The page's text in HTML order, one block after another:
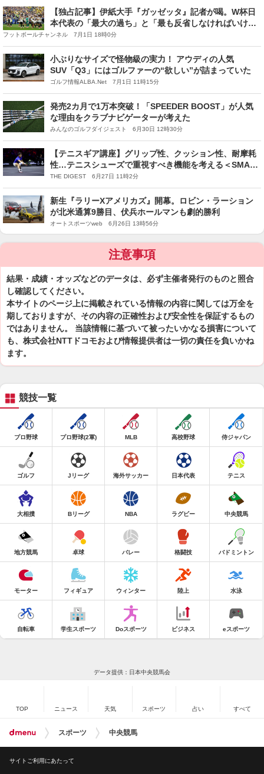
【独占記事】伊紙大手『ガッゼッタ』記者が喝。W杯日
本代表の「最大の過ち」と「最も反省しなければいけな
い」こと
フットボールチャンネル 7月1日 18時0分
小ぶりなサイズで怪物級の実力！ アウディの人気
SUV「Q3」にはゴルファーの“欲しい”が詰まっていた
ゴルフ情報ALBA.Net 7月1日 11時15分
発売2カ月で1万本突破！「SPEEDER BOOST」が人気
な理由をクラブナビゲーターが考えた
みんなのゴルフダイジェスト 6月30日 12時30分
【テニスギア講座】グリップ性、クッション性、耐摩耗
性…テニスシューズで重視すべき機能を考える＜SMASH
＞
THE DIGEST 6月27日 11時2分
新生『ラリーXアメリカズ』開幕。ロビン・ラーション
が北米通算9勝目、伏兵ホールマンも劇的勝利
オートスポーツweb 6月26日 13時56分
注意事項
結果・成績・オッズなどのデータは、必ず主催者発行のものと照合
し確認してください。
本サイトのページ上に掲載されている情報の内容に関しては万全を
期しておりますが、その内容の正確性および安全性を保証するもの
ではありません。 当該情報に基づいて被ったいかなる損害について
も、株式会社NTTドコモおよび情報提供者は一切の責任を負いかね
ます。
競技一覧
プロ野球 プロ野球(2軍) MLB 高校野球 侍ジャパン
ゴルフ Jリーグ 海外サッカー 日本代表 テニス
大相撲 Bリーグ NBA ラグビー 中央競馬
地方競馬 卓球 バレー 格闘技 バドミントン
モーター フィギュア ウィンター 陸上 水泳
自転車 学生スポーツ Doスポーツ ビジネス eスポーツ
データ提供：日本中央競馬会
TOP ニュース 天気 スポーツ 占い すべて
スポーツ 中央競馬
サイトご利用にあたって